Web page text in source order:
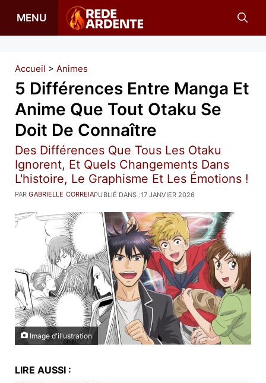
MENU
Accueil > Animes
5 Différences Entre Manga Et
Anime Que Tout Otaku Se
Doit De Connaître
Des Différences Que Tous Les Otaku
Ignorent, Et Quels Changements Dans
L'histoire, Le Graphisme Et Les Émotions !
PUBLIÉ DANS :17 JANVIER 2026
PARGABRIELLE CORREIA
Image d'illustration
LIRE AUSSI :